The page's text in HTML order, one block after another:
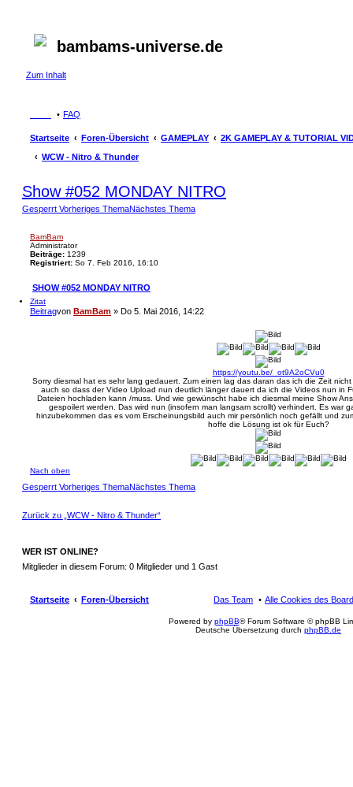
bambams-universe.de
Zum Inhalt
FAQ
Startseite Foren-Übersicht GAMEPLAY
2K GAMEPLAY & TUTORIAL
WCW - Nitro & Thunder
Show #052 MONDAY NITRO
Gesperrt Vorheriges ThemaNächstes Thema
BamBam
Administrator
Beiträge: 1239
Registriert: So 7. Feb 2016, 16:10
SHOW #052 MONDAY NITRO
Zitat
Beitragvon BamBam » Do 5. Mai 2016, 14:22
https://youtu.be/_ot9A2oCVu0
Sorry diesmal hat es sehr lang gedauert. Zum einen lag das daran das ich die Zeit
auch so dass der Video Upload nun deutlich länger dauert da ich die Videos nun in
Dateien hochladen kann /muss. Und wie gewünscht habe ich diesmal meine Show
gespoilert werden. Das wird nun (insofern man langsam scrollt) verhindert. Es war
hinzubekommen das es vom Erscheinungsbild auch mir persönlich noch gefällt und
hoffe die Lösung ist ok für Euch?
Nach oben
Gesperrt Vorheriges ThemaNächstes Thema
Zurück zu „WCW - Nitro & Thunder“
WER IST ONLINE?
Mitglieder in diesem Forum: 0 Mitglieder und 1 Gast
Startseite Foren-Übersicht Alle Cookies des
Das Team
Powered by phpBB® Forum Software © phpBB
Deutsche Übersetzung durch phpBB.de